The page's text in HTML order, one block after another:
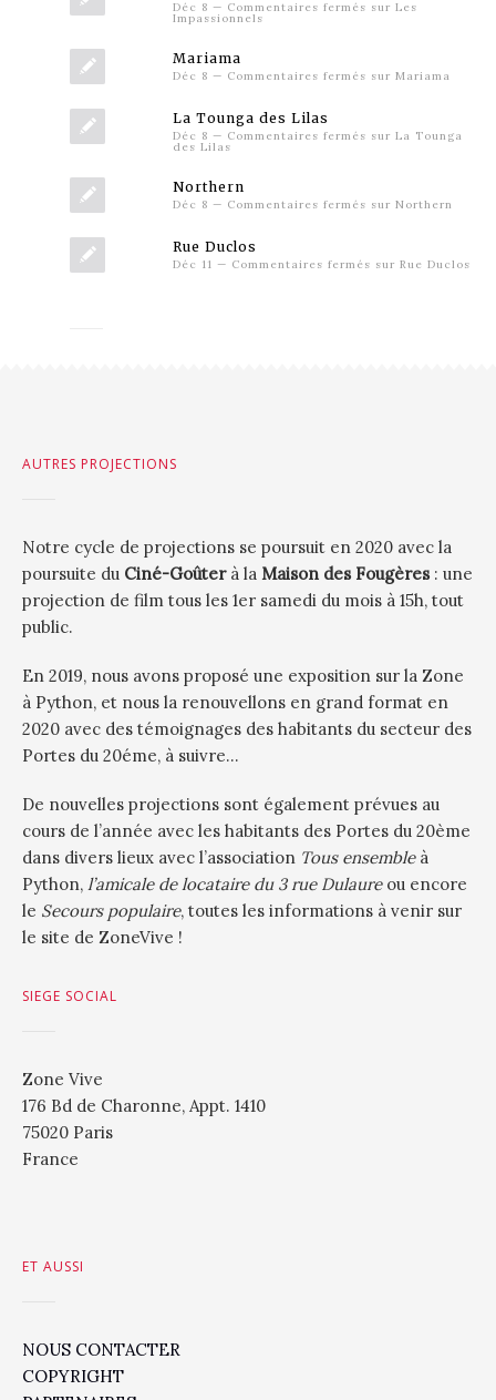
Déc 8 — Commentaires fermés sur Les
Impassionnels
Mariama
Déc 8 — Commentaires fermés sur Mariama
La Tounga des Lilas
Déc 8 — Commentaires fermés sur La Tounga
des Lilas
Northern
Déc 8 — Commentaires fermés sur Northern
Rue Duclos
Déc 11 — Commentaires fermés sur Rue Duclos
AUTRES PROJECTIONS
Notre cycle de projections se poursuit en 2020 avec la
poursuite du Ciné-Goûterà la Maison des Fougères: une
projection de film tous les 1er samedi du mois à 15h, tout
public.
En 2019, nous avons proposé une exposition sur la Zone
à Python, et nous la renouvellons en grand format en
2020 avec des témoignages des habitants du secteur des
Portes du 20éme, à suivre…
De nouvelles projections sont également prévues au
cours de l’année avec les habitants des Portes du 20ème
dans divers lieux avec l’association Tous ensembleà
Python, l’amicale de locataire du 3 rue Dulaureou encore
le Secours populaire, toutes les informations à venir sur
le site de ZoneVive !
SIEGE SOCIAL
Zone Vive
176 Bd de Charonne, Appt. 1410
75020 Paris
France
ET AUSSI
NOUS CONTACTER
COPYRIGHT